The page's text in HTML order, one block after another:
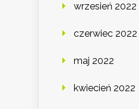
wrzesień 2022
czerwiec 2022
maj 2022
kwiecień 2022